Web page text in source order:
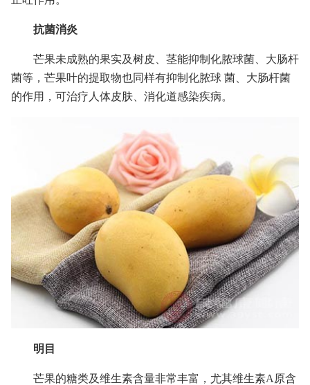
抗菌消炎
芒果未成熟的果实及树皮、茎能抑制化脓球菌、大肠杆
菌等，芒果叶的提取物也同样有抑制化脓球 菌、大肠杆菌
的作用，可治疗人体皮肤、消化道感染疾病。
明目
芒果的糖类及维生素含量非常丰富，尤其维生素A原含